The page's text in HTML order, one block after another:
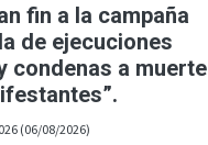
fin a la campaña
de ejecuciones
condenas a muerte
(06/08/2026)